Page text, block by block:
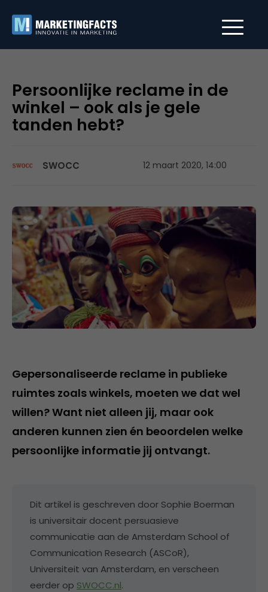
Persoonlijke reclame in de
winkel – ook als je gele
tanden hebt?
SWOCC 12 maart 2020, 14:00
Gepersonaliseerde reclame in publieke
ruimtes zoals winkels, moeten we dat wel
willen? Want niet alleen jij, maar ook
anderen kunnen zien én beoordelen welke
persoonlijke informatie jij ontvangt.
Dit artikel is geschreven door Sophie Boerman
is universitair docent persuasieve
communicatie aan de Amsterdam School of
Communication Research (ASCoR),
Universiteit van Amsterdam, en verscheen
eerder op SWOCC.nl.